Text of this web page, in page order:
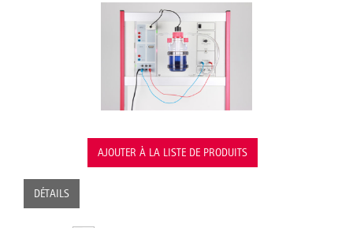
AJOUTER À LA LISTE DE PRODUITS
DÉTAILS